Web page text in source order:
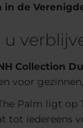
in de
Collection
voor
Palm ligt op
tot iedereens